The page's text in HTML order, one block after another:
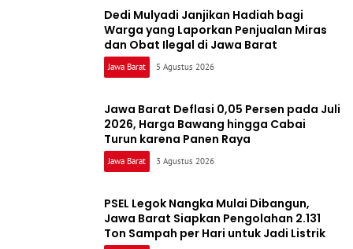
Dedi Mulyadi Janjikan Hadiah bagi
Warga yang Laporkan Penjualan Miras
dan Obat Ilegal di Jawa Barat
Jawa Barat 5 Agustus 2026
Jawa Barat Deflasi 0,05 Persen pada Juli
2026, Harga Bawang hingga Cabai
Turun karena Panen Raya
Jawa Barat 3 Agustus 2026
PSEL Legok Nangka Mulai Dibangun,
Jawa Barat Siapkan Pengolahan 2.131
Ton Sampah per Hari untuk Jadi Listrik